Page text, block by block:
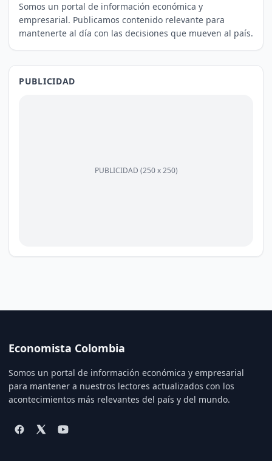
Somos un portal de información económica y
empresarial. Publicamos contenido relevante para
mantenerte al día con las decisiones que mueven al país.
PUBLICIDAD
PUBLICIDAD (250 x 250)
Economista Colombia
Somos un portal de información económica y empresarial
para mantener a nuestros lectores actualizados con los
acontecimientos más relevantes del país y del mundo.